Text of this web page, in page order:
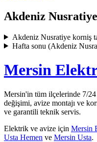
Akdeniz Nusratiye
Akdeniz Nusratiyekorniş
Hafta sonu (Akdeniz
Mersin
Mersin'in tüm ilçelerinde 7/
değişimi, avize montajı ve
ve garantili teknik servis.
Elektrik ve avize için Mersin
Usta Hemen ve Mersin Usta.